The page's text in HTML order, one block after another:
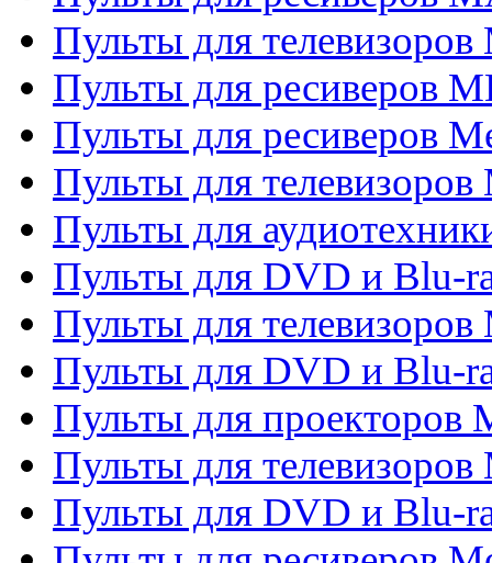
Пульты для телевизоров
Пульты для ресиверов
Пульты для ресиверов
Пульты для телевизоров
Пульты для
Пульты для DVD и Blu-
Пульты для
Пульты для DVD и Blu-
Пульты для проекторов
Пульты для
Пульты для DVD и Blu-